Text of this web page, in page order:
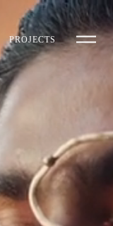
PROJECTS